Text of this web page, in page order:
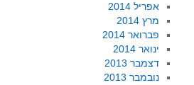
אפריל 2014
מרץ 2014
פברואר 2014
ינואר 2014
דצמבר 2013
נובמבר 2013